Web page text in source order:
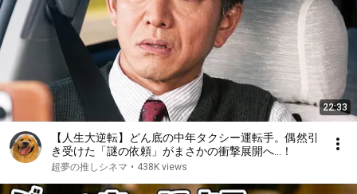
22:33
【人生大逆転】どん底の中年タクシー運転手。偶然引
き受けた「謎の依頼」がまさかの衝撃展開へ…！
超夢の推しシネマ • 438K views